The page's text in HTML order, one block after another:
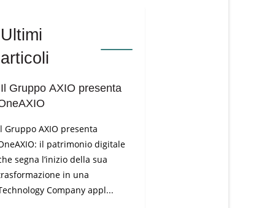
Ultimi
articoli
Il Gruppo AXIO presenta
Gruppo AXIO presenta
il patrimonio digitale
segna l’inizio della sua
in una
Company appl...